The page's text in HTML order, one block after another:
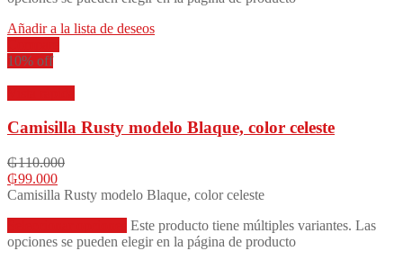
Añadir a la lista de deseos
10% off
Camisilla Rusty modelo Blaque, color celeste
₲110.000
₲99.000
Camisilla Rusty modelo Blaque, color celeste
Este producto tiene múltiples variantes. Las
opciones se pueden elegir en la página de producto